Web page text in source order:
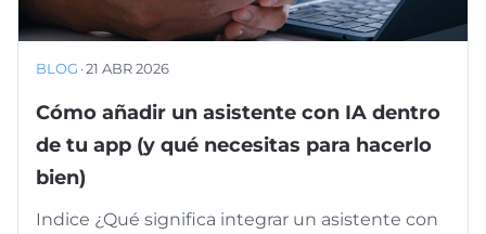
BLOG ·21 ABR 2026
Cómo añadir un asistente con IA dentro
de tu app (y qué necesitas para hacerlo
bien)
Indice ¿Qué significa integrar un asistente con